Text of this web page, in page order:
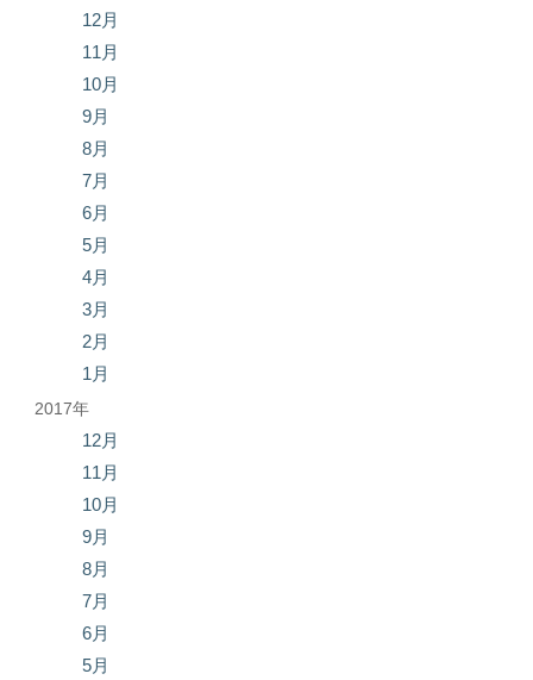
12月
11月
10月
9月
8月
7月
6月
5月
4月
3月
2月
1月
2017年
12月
11月
10月
9月
8月
7月
6月
5月